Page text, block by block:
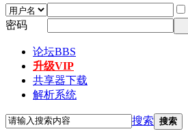
密码
论坛BBS
升级VIP
共享器下载
解析系统
搜索 搜索